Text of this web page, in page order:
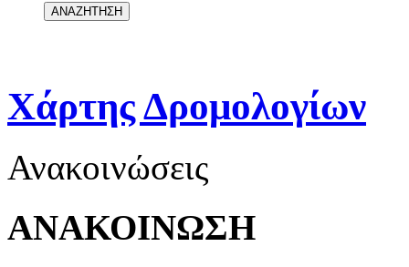
Χάρτης Δρομολογίων
Ανακοινώσεις
ΑΝΑΚΟΙΝΩΣΗ